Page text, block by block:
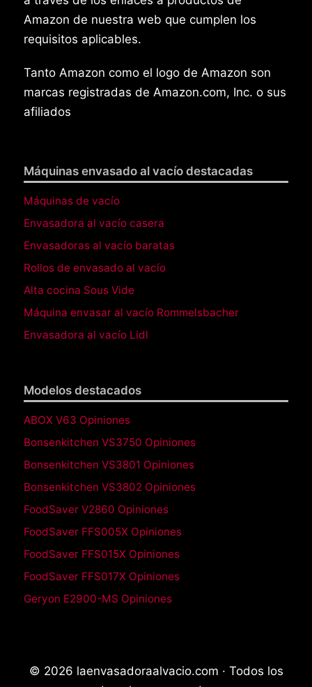
Amazon de nuestra web que cumplen los
requisitos aplicables.
Tanto Amazon como el logo de Amazon son
marcas registradas de Amazon.com, Inc. o sus
afiliados
Máquinas envasado al vacío destacadas
Máquinas de vacío
Envasadora al vacío casera
Envasadoras al vacío baratas
Rollos de envasado al vacío
Alta cocina Sous Vide
Máquina envasar al vacío Rommelsbacher
Envasadora al vacío Lidl
Modelos destacados
ABOX V63 Opiniones
Bonsenkitchen VS3750 Opiniones
Bonsenkitchen VS3801 Opiniones
Bonsenkitchen VS3802 Opiniones
FoodSaver V2860 Opiniones
FoodSaver FFS005X Opiniones
FoodSaver FFS015X Opiniones
FoodSaver FFS017X Opiniones
Geryon E2900-MS Opiniones
© 2026 laenvasadoraalvacio.com · Todos los